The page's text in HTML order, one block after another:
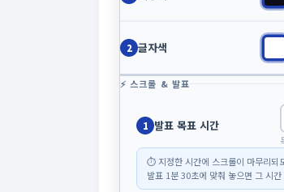
2 글자색
⚡ 스크롤 & 발표
1 발표 목표 시간
⏱ 지정한 시간에 스크롤이 마무리되
발표 1분 30초에 맞춰 놓으면 그 시